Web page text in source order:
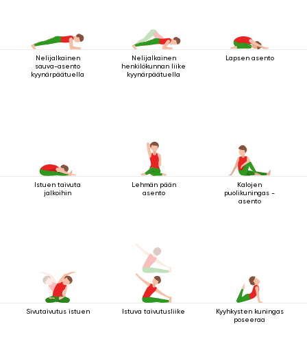
Nelijalkainen
sauva-asento
kyynärpäätuella
Nelijalkainen
henkilökunnan liike
kyynärpäätuella
Lapsen asento
Istuen taivuta
jalkoihin
Lehmän pään
asento
Kalojen
puolikuningas -
asento
Sivutaivutus istuen Istuva taivutusliike
Kyyhkysten kuningas
poseeraa